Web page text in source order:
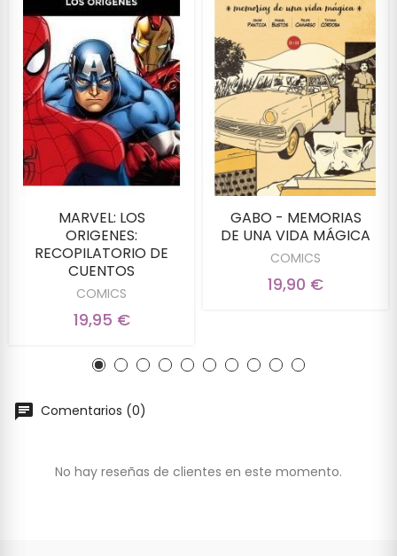
MARVEL: LOS
ORIGENES:
RECOPILATORIO DE
CUENTOS
COMICS
19,95 €
GABO - MEMORIAS
DE UNA VIDA MÁGICA
COMICS
19,90 €
Comentarios (0)
No hay reseñas de clientes en este momento.